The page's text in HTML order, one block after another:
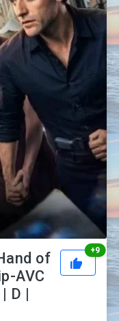
+9
of
AVC
D |